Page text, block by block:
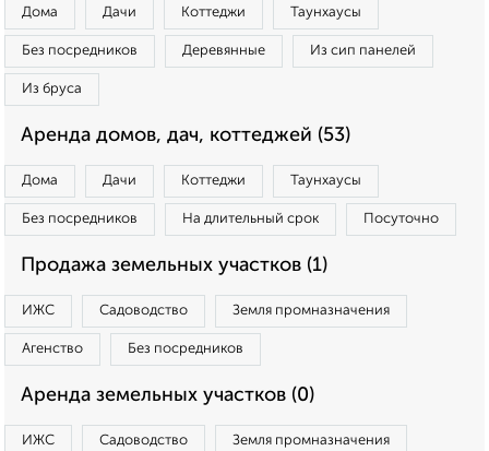
Дома Дачи Коттеджи Таунхаусы
Без посредников Деревянные Из сип панелей
Из бруса
Аренда домов, дач, коттеджей (53)
Дома Дачи Коттеджи Таунхаусы
Без посредников На длительный срок Посуточно
Продажа земельных участков (1)
ИЖС Садоводство Земля промназначения
Агенство Без посредников
Аренда земельных участков (0)
ИЖС Садоводство Земля промназначения